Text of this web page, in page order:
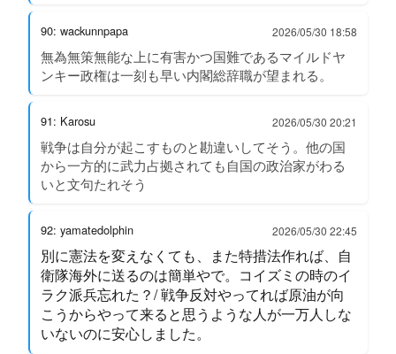
90: wackunnpapa 2026/05/30 18:58
無為無策無能な上に有害かつ国難であるマイルドヤ
ンキー政権は一刻も早い内閣総辞職が望まれる。
91: Karosu 2026/05/30 20:21
戦争は自分が起こすものと勘違いしてそう。他の国
から一方的に武力占拠されても自国の政治家がわる
いと文句たれそう
92: yamatedolphin 2026/05/30 22:45
別に憲法を変えなくても、また特措法作れば、自
衛隊海外に送るのは簡単やで。コイズミの時のイ
ラク派兵忘れた？/ 戦争反対やってれば原油が向
こうからやって来ると思うような人が一万人しな
いないのに安心しました。